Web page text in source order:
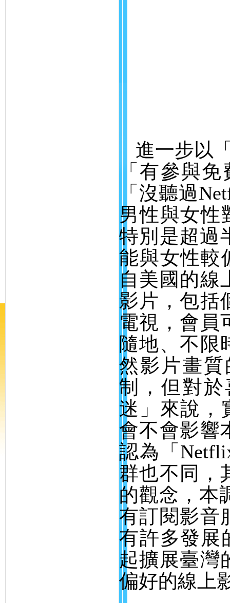
進一步以
「有參與
「沒聽過
男性與女性
特別是超過
能與女性較
自美國的線
影片，包括
電視，會員
隨地、不限
然影片畫
制，但對
迷」來說，
會不會影響
認為「
群也不同，
的觀念，本
有訂閱影音
有許多發展
起擴展臺灣
偏好的線上